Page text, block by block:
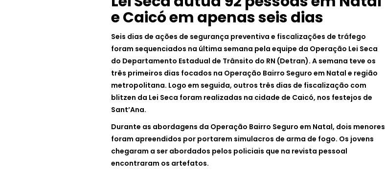
e Caicó em apenas seis dias
Seis dias de ações de segurança preventiva e fiscalizações de tráfego
foram sequenciados na última semana pela equipe da Operação Lei Seca
do Departamento Estadual de Trânsito do RN (Detran). A semana teve os
três primeiros dias focados na Operação Bairro Seguro em Natal e região
metropolitana. Logo em seguida, outros três dias de fiscalização com
blitzen da Lei Seca foram realizadas na cidade de Caicó, nos festejos de
Sant’Ana.
Durante as abordagens da Operação Bairro Seguro em Natal, dois menores
foram apreendidos por portarem simulacros de arma de fogo. Os jovens
chegaram a ser abordados pelos policiais que na revista pessoal
encontraram os artefatos.